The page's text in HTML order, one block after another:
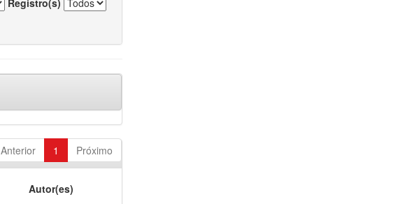
Registro(s)
Anterior 1 Próximo
Autor(es)